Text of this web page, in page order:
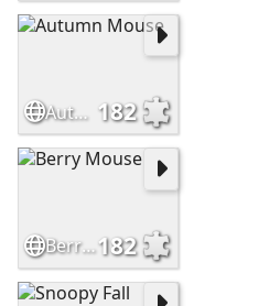
Autumn Mouse 182
Berry Mouse182